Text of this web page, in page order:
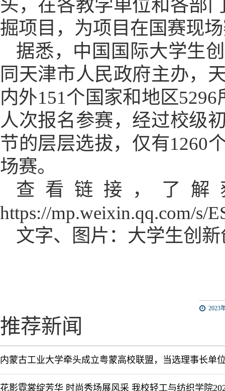
头，在各教学单位和各部
掘项目，为项目在国赛现
据悉， 中国国际大学生
同天津市人民政府主办，
内外151个国家和地区
人次报名参赛，经过校级
节的层层选拔，仅有1260
场赛。
查看链接，了解
https://mp.weixin.qq.com/s/
文字、图片：大学生创
2023
推荐新闻
内蒙古工业大学牵头成立粤蒙高校联盟，当选理事长单